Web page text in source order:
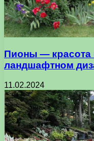
Пионы — красота
ландшафтном
11.02.2024